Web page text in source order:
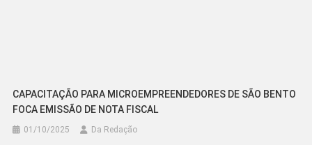
CAPACITAÇÃO PARA MICROEMPREENDEDORES DE SÃO BENTO
FOCA EMISSÃO DE NOTA FISCAL
01/10/2025 Da Redação